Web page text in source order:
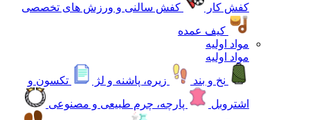
کفش کار
کفش سالنی و ورزش های تخصصی
کیف عمده
مواد اولیه
مواد اولیه
نخ و بند
زیره، پاشنه و لژ
تکسون و
اشتروبل
پارچه، چرم طبیعی و مصنوعی